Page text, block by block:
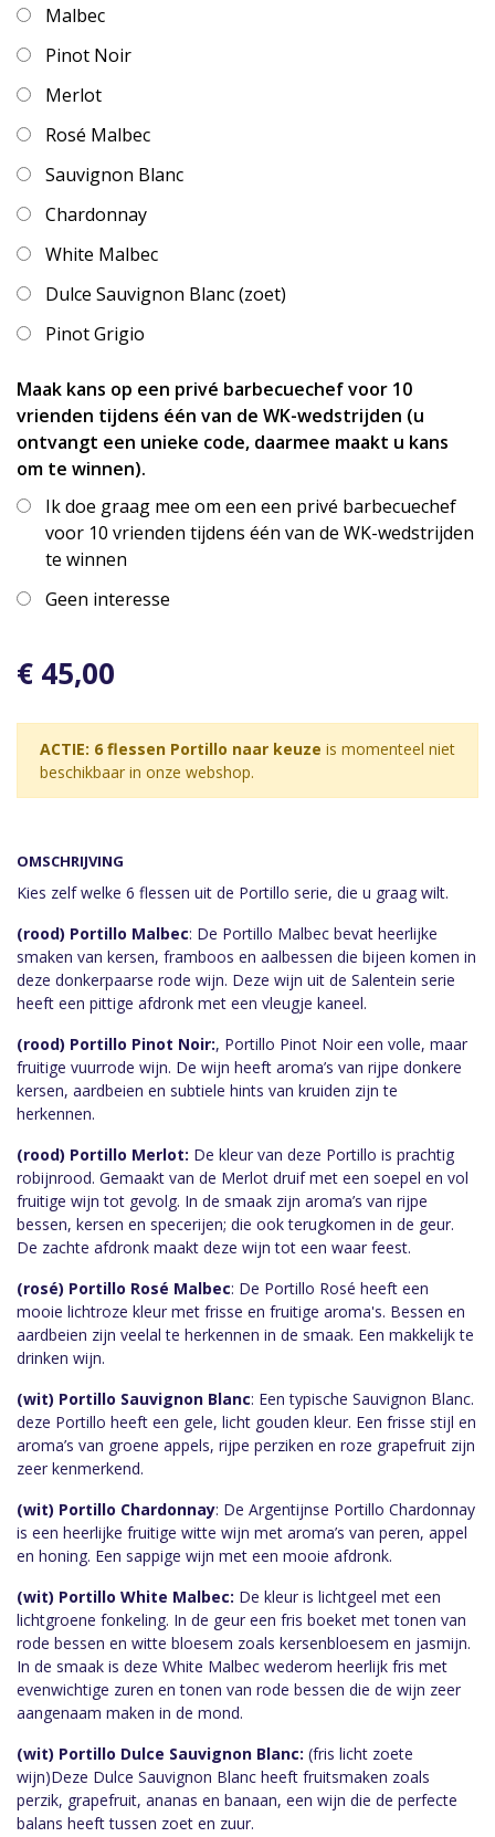
OMSCHRIJVING
Kies zelf welke 6 flessen uit de Portillo serie, die u graag wilt.
(rood) Portillo Malbec: De Portillo Malbec bevat heerlijke
smaken van kersen, framboos en aalbessen die bijeen komen in
deze donkerpaarse rode wijn. Deze wijn uit de Salentein serie
heeft een pittige afdronk met een vleugje kaneel.
(rood) Portillo Pinot Noir:, Portillo Pinot Noir een volle, maar
fruitige vuurrode wijn. De wijn heeft aroma’s van rijpe donkere
kersen, aardbeien en subtiele hints van kruiden zijn te
herkennen.
(rood) Portillo Merlot: De kleur van deze Portillo is prachtig
robijnrood. Gemaakt van de Merlot druif met een soepel en vol
fruitige wijn tot gevolg. In de smaak zijn aroma’s van rijpe
bessen, kersen en specerijen; die ook terugkomen in de geur.
De zachte afdronk maakt deze wijn tot een waar feest.
(rosé) Portillo Rosé Malbec: De Portillo Rosé heeft een
mooie lichtroze kleur met frisse en fruitige aroma's. Bessen en
aardbeien zijn veelal te herkennen in de smaak. Een makkelijk te
drinken wijn.
(wit) Portillo Sauvignon Blanc: Een typische Sauvignon Blanc.
deze Portillo heeft een gele, licht gouden kleur. Een frisse stijl en
aroma’s van groene appels, rijpe perziken en roze grapefruit zijn
zeer kenmerkend.
(wit) Portillo Chardonnay: De Argentijnse Portillo Chardonnay
is een heerlijke fruitige witte wijn met aroma’s van peren, appel
en honing. Een sappige wijn met een mooie afdronk.
(wit) Portillo White Malbec: De kleur is lichtgeel met een
lichtgroene fonkeling. In de geur een fris boeket met tonen van
rode bessen en witte bloesem zoals kersenbloesem en jasmijn.
In de smaak is deze White Malbec wederom heerlijk fris met
evenwichtige zuren en tonen van rode bessen die de wijn zeer
aangenaam maken in de mond.
(wit) Portillo Dulce Sauvignon Blanc: (fris licht zoete
wijn)Deze Dulce Sauvignon Blanc heeft fruitsmaken zoals
perzik, grapefruit, ananas en banaan, een wijn die de perfecte
balans heeft tussen zoet en zuur.
Malbec
Pinot Noir
Merlot
Rosé Malbec
Sauvignon Blanc
Chardonnay
White Malbec
Dulce Sauvignon Blanc (zoet)
Pinot Grigio
Maak kans op een privé barbecuechef voor 10
vrienden tijdens één van de WK-wedstrijden (u
ontvangt een unieke code, daarmee maakt u kans
om te winnen).
Ik doe graag mee om een een privé barbecuechef
voor 10 vrienden tijdens één van de WK-wedstrijden
te winnen
Geen interesse
€ 45,00
ACTIE: 6 flessen Portillo naar keuze is momenteel niet
beschikbaar in onze webshop.